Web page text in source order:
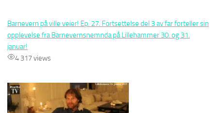
Barnevern på ville veier! Ep. 27. Fortsettelse del 3 av far forteller sin
opplevelse fra Barnevernsnemnda på Lillehammer 30. og 31.
januar!
4 317 views